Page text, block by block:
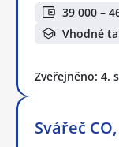
39 000 –
Vhodné
Zveřejněno: 4.
Svářeč